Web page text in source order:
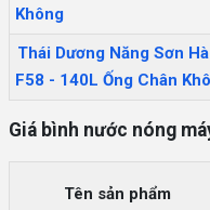
Không
Thái Dương Năng Sơn
F58 - 140L Ống Chân
Giá bình nước nóng
Tên sản phẩm